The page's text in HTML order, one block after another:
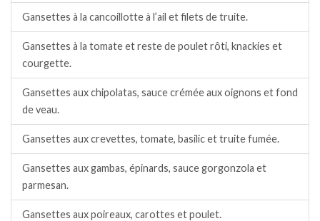
Gansettes à la cancoillotte à l’ail et filets de truite.
Gansettes à la tomate et reste de poulet rôti, knackies et
courgette.
Gansettes aux chipolatas, sauce crémée aux oignons et fond
de veau.
Gansettes aux crevettes, tomate, basilic et truite fumée.
Gansettes aux gambas, épinards, sauce gorgonzola et
parmesan.
Gansettes aux poireaux, carottes et poulet.